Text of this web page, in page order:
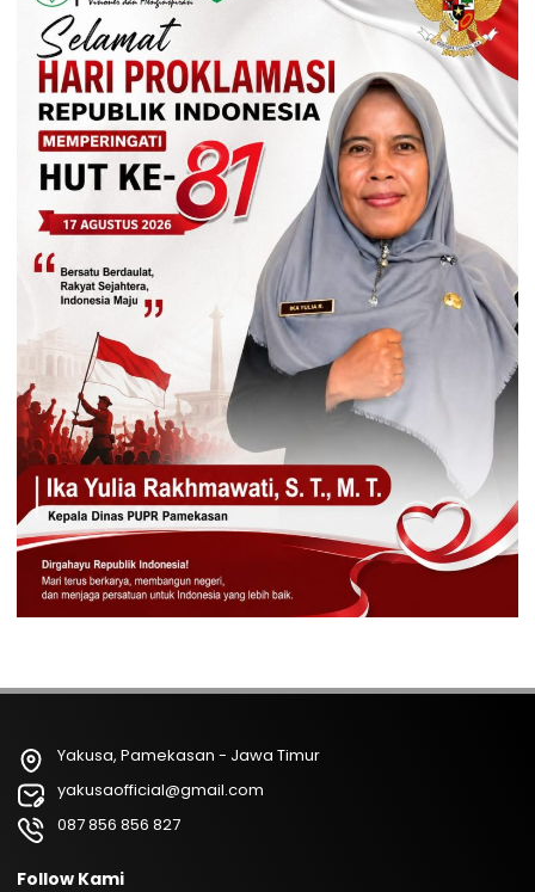
Yakusa, Pamekasan - Jawa Timur
yakusaofficial@gmail.com
087 856 856 827
Follow Kami